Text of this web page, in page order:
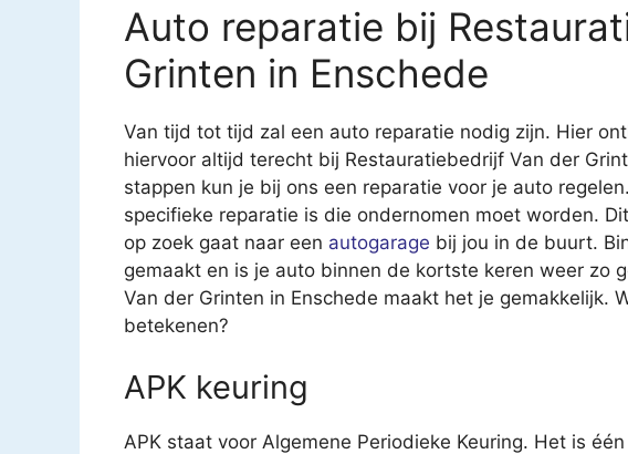
Auto reparatie bij
Grinten in Enschede
Van tijd tot tijd zal een auto reparatie nodig zijn. Hier
hiervoor altijd terecht bij Restauratiebedrijf Van der
stappen kun je bij ons een reparatie voor je auto
specifieke reparatie is die ondernomen moet worden.
op zoek gaat naar een autogarage bij jou in de buurt.
gemaakt en is je auto binnen de kortste keren weer zo
Van der Grinten in Enschede maakt het je gemakkelijk.
betekenen?
APK keuring
APK staat voor Algemene Periodieke Keuring. Het is